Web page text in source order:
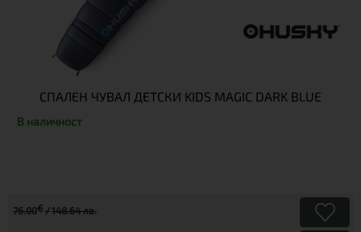
СПАЛЕН ЧУВАЛ ДЕТСКИ KIDS MAGIC DARK BLUE
В наличност
76.00€ 148.64 лв.